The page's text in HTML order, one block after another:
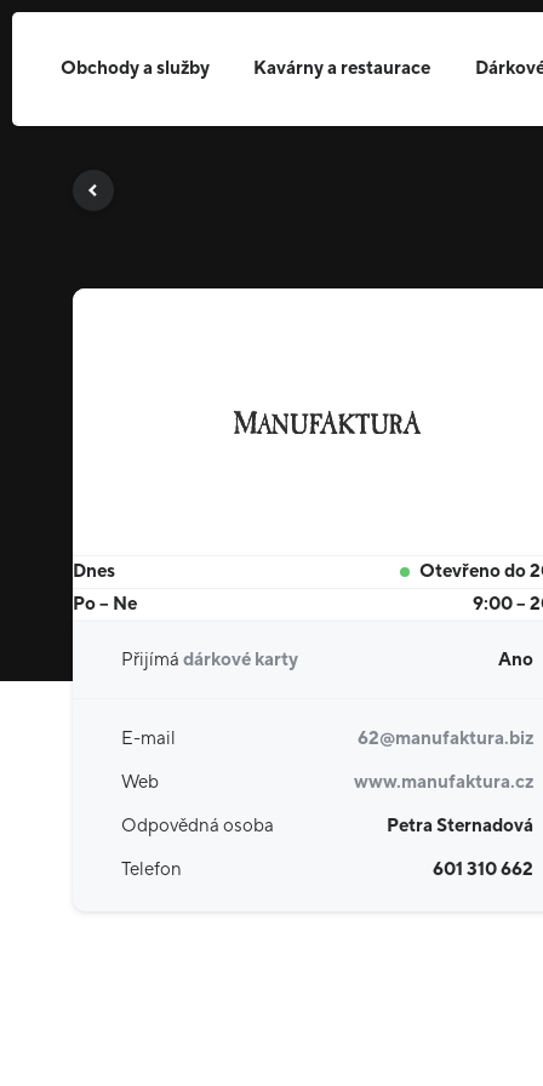
Obchody a služby Kavárny a restaurace
Dnes
Otevřeno do
Po – Ne
9:00 –
Přijímá dárkové karty Ano
E-mail
62@manufaktura.biz
Web
www.manufaktura.cz
Odpovědná osoba
Petra Sternadová
Telefon
601 310 662